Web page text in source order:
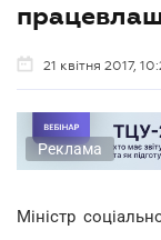
21 квітня 2017,
Реклама
Міністр